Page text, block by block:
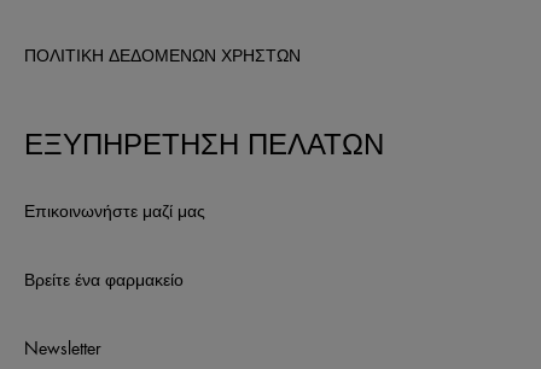
ΠΟΛΙΤΙΚΗ ΔΕΔΟΜΕΝΩΝ ΧΡΗΣΤΩΝ
ΕΞΥΠΗΡΕΤΗΣΗ ΠΕΛΑΤΩΝ
Επικοινωνήστε μαζί μας
Βρείτε ένα φαρμακείο
Newsletter